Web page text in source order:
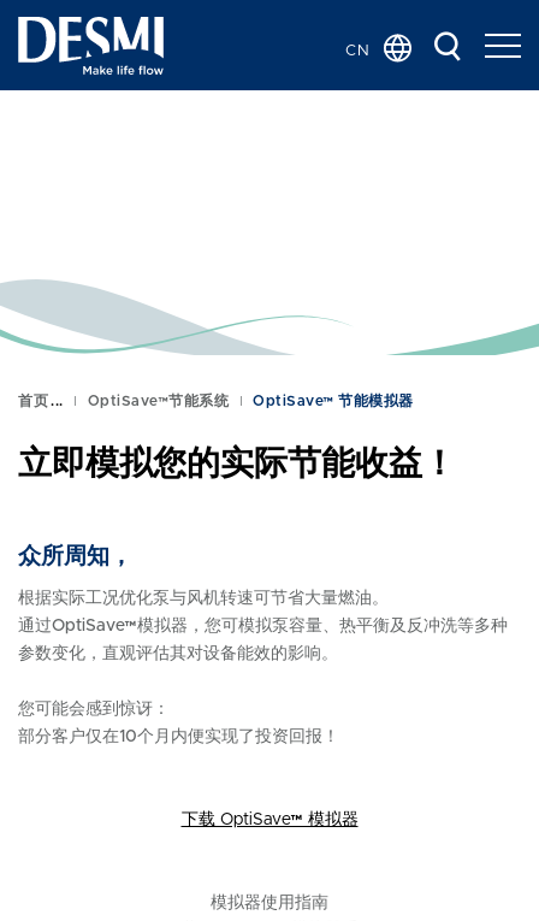
CN
Korean
Spanish
首页 OptiSave™节能系统 OptiSave™ 节能模拟器
立即模拟您的实际节能收益！
众所周知，
根据实际工况优化泵与风机转速可节省大量燃油。
通过OptiSave™模拟器，您可模拟泵容量、热平衡及反冲洗等多种
参数变化，直观评估其对设备能效的影响。
您可能会感到惊讶：
部分客户仅在10个月内便实现了投资回报！
下载 OptiSave™ 模拟器
模拟器使用指南